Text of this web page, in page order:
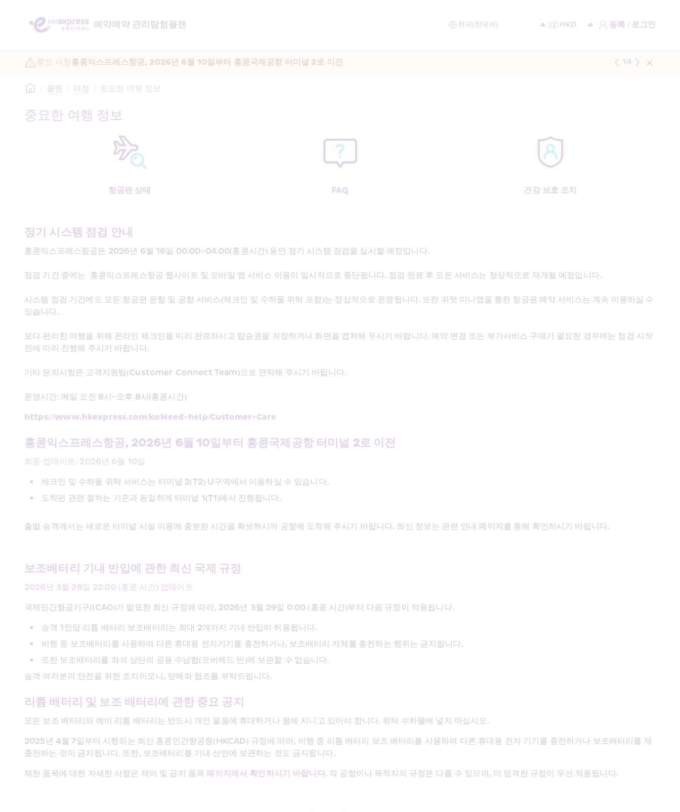
예약예약 관리 탐험플랜 등록 / 로그인
중요 사항홍콩익스프레스항공, 2026년 6월 10일부터 홍콩국제공항 터미널 2로 이전 1/4
/ 플랜 / 여정 / 중요한 여행 정보
중요한 여행 정보
항공편 상태 FAQ 건강 보호 조치
정기 시스템 점검 안내
홍콩익스프레스항공은 2026년 6월 16일 00:00~04:00(홍콩시간) 동안 정기 시스템 점검을 실시할 예정입니다.
점검 기간 중에는  홍콩익스프레스항공 웹사이트 및 모바일 앱 서비스 이용이 일시적으로 중단됩니다. 점검 완료 후 모든 서비스는 정상적으로 재개될 예정입니다.
시스템 점검 기간에도 모든 항공편 운항 및 공항 서비스(체크인 및 수하물 위탁 포함)는 정상적으로 운영됩니다. 또한 위챗 미니앱을 통한 항공권 예약 서비스는 계속 이용하실 수
있습니다.
보다 편리한 여행을 위해 온라인 체크인을 미리 완료하시고 탑승권을 저장하거나 화면을 캡처해 두시기 바랍니다. 예약 변경 또는 부가서비스 구매가 필요한 경우에는 점검 시작
전에 미리 진행해 주시기 바랍니다.
기타 문의사항은 고객지원팀(Customer Connect Team)으로 연락해 주시기 바랍니다.
운영시간: 매일 오전 8시~오후 8시(홍콩시간)
https://www.hkexpress.com/ko/Need-help/Customer-Care
홍콩익스프레스항공, 2026년 6월 10일부터 홍콩국제공항 터미널 2로 이전
최종 업데이트: 2026년 6월 10일
체크인 및 수하물 위탁 서비스는 터미널 2(T2) U구역에서 이용하실 수 있습니다.
도착편 관련 절차는 기존과 동일하게 터미널 1(T1)에서 진행됩니다.
출발 승객께서는 새로운 터미널 시설 이용에 충분한 시간을 확보하시어 공항에 도착해 주시기 바랍니다. 최신 정보는 관련 안내 페이지 를 통해 확인하시기 바랍니다.
보조배터리 기내 반입에 관한 최신 국제 규정
2026년 3월 28일 22:00 (홍콩 시간) 업데이트
국제민간항공기구(ICAO)가 발표한 최신 규정에 따라, 2026년 3월 29일 0:00 (홍콩 시간)부터 다음 규정이 적용됩니다.
승객 1인당 리튬 배터리 보조배터리는 최대 2개까지 기내 반입이 허용됩니다.
비행 중 보조배터리를 사용하여 다른 휴대용 전자기기를 충전하거나, 보조배터리 자체를 충전하는 행위는 금지됩니다.
또한 보조배터리를 좌석 상단의 공용 수납함(오버헤드 빈)에 보관할 수 없습니다.
승객 여러분의 안전을 위한 조치이오니, 양해와 협조를 부탁드립니다.
리튬 배터리 및 보조 배터리에 관한 중요 공지
모든 보조 배터리와 예비 리튬 배터리는 반드시 개인 물품에 휴대하거나 몸에 지니고 있어야 합니다. 위탁 수하물에 넣지 마십시오.
2025년 4월 7일부터 시행되는 최신 홍콩민간항공청(HKCAD) 규정에 따라, 비행 중 리튬 배터리 보조 배터리를 사용하여 다른 휴대용 전자 기기를 충전하거나 보조배터리를 재
충전하는 것이 금지됩니다. 또한, 보조배터리를 기내 선반에 보관하는 것도 금지됩니다.
제한 품목에 대한 자세한 사항은 제어 및 금지 품목 페이지에서 확인하시기 바랍니다. 각 공항이나 목적지의 규정은 다를 수 있으며, 더 엄격한 규정이 우선 적용됩니다.